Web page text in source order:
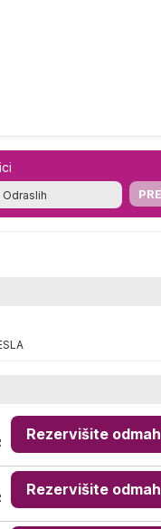
Odraslih
Rezervišite odmah
Rezervišite odmah